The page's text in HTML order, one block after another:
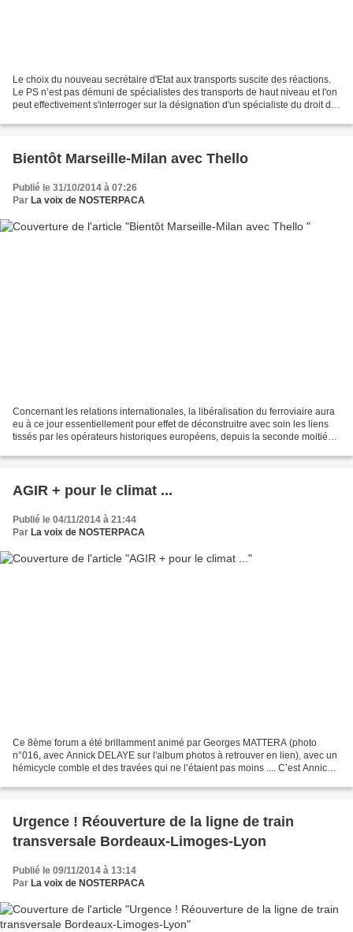
Le choix du nouveau secrétaire d'Etat aux transports suscite des réactions.
Le PS n’est pas démuni de spécialistes des transports de haut niveau et l'on
peut effectivement s'interroger sur la désignation d'un spécialiste du droit du
Bientôt Marseille-Milan avec Thello
Publié le 31/10/2014 à 07:26
Par La voix de NOSTERPACA
Concernant les relations internationales, la libéralisation du ferroviaire aura
eu à ce jour essentiellement pour effet de déconstruitre avec soin les liens
tissés par les opérateurs historiques européens, depuis la seconde moitié
AGIR + pour le climat ...
Publié le 04/11/2014 à 21:44
Par La voix de NOSTERPACA
Ce 8ème forum a été brillamment animé par Georges MATTERA (photo
n°016, avec Annick DELAYE sur l'album photos à retrouver en lien), avec un
hémicycle comble et des travées qui ne l’étaient pas moins .... C’est Annick
Urgence ! Réouverture de la ligne de train
transversale Bordeaux-Limoges-Lyon
Publié le 09/11/2014 à 13:14
Par La voix de NOSTERPACA